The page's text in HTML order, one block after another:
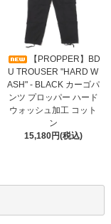
【PROPPER】BD
U TROUSER "HARD W
ASH" - BLACK カーゴパ
ンツ プロッパー ハード
ウォッシュ加工 コット
ン
15,180円(税込)